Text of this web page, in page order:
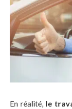
En réalité, le